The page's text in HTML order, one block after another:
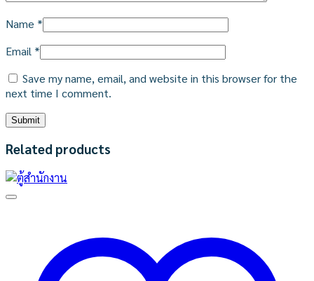
Name *
Email *
Save my name, email, and website in this browser for the
next time I comment.
Related products